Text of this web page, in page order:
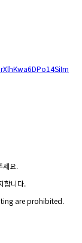
세요.
합니다.
are prohibited.